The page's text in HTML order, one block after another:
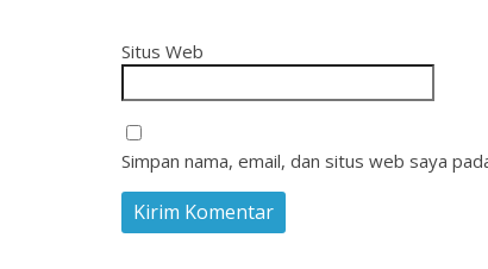
Situs Web
Simpan nama, email, dan situs web saya